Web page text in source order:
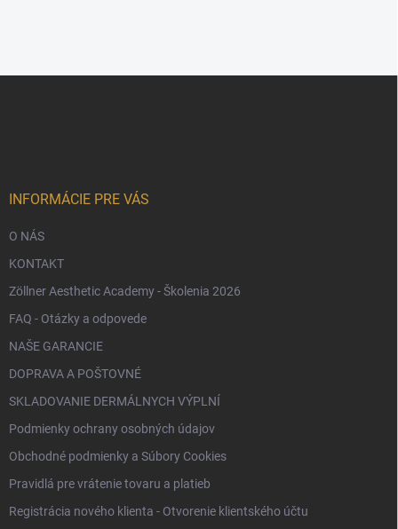
INFORMÁCIE PRE VÁS
O NÁS
KONTAKT
Zöllner Aesthetic Academy - Školenia 2026
FAQ - Otázky a odpovede
NAŠE GARANCIE
DOPRAVA A POŠTOVNÉ
SKLADOVANIE DERMÁLNYCH VÝPLNÍ
Podmienky ochrany osobných údajov
Obchodné podmienky a Súbory Cookies
Pravidlá pre vrátenie tovaru a platieb
Registrácia nového klienta - Otvorenie klientského účtu